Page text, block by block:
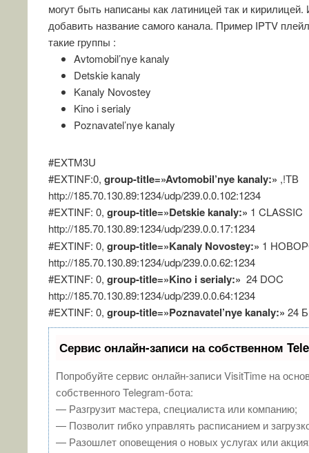
могут быть написаны как латиницей так и
добавить название самого канала. Пример IPTV
такие группы :
Avtomobil’nye kanaly
Detskie kanaly
Kanaly Novostey
Kino i serialy
Poznavatel’nye kanaly
#EXTM3U
#EXTINF:0, group-title=»Avtomobil’nye kanaly:» ,!ТВ
http://185.70.130.89:1234/udp/239.0.0.102:1234
#EXTINF: 0, group-title=»Detskie kanaly:» 1 CLASSIC
http://185.70.130.89:1234/udp/239.0.0.17:1234
#EXTINF: 0, group-title=»Kanaly Novostey:» 1
http://185.70.130.89:1234/udp/239.0.0.62:1234
#EXTINF: 0, group-title=»Kino i serialy:» 24 DOC
http://185.70.130.89:1234/udp/239.0.0.64:1234
#EXTINF: 0, group-title=»Poznavatel’nye kanaly:» 24
Сервис онлайн-записи на собственном
Попробуйте сервис онлайн-записи VisitTime на
собственного Telegram-бота:
— Разгрузит мастера, специалиста или компанию;
— Позволит гибко управлять расписанием и
— Разошлет оповещения о новых услугах или